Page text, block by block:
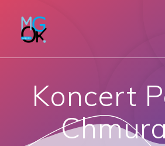
Koncert